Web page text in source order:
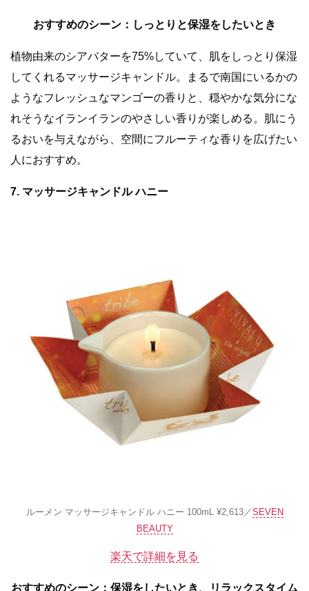
おすすめのシーン ： しっとりと保湿をしたいとき
植物由来のシアバターを75%していて、肌をしっとり保湿
してくれるマッサージキャンドル。まるで南国にいるかの
ようなフレッシュなマンゴーの香りと、穏やかな気分にな
れそうなイランイランのやさしい香りが楽しめる。肌にう
るおいを与えながら、空間にフルーティな香りを広げたい
人におすすめ。
7. マッサージキャンドル ハニー
ルーメン マッサージキャンドル ハニー 100mL ¥2,613／SEVEN
BEAUTY
楽天で詳細を見る
おすすめのシーン ： 保湿をしたいとき、リラックスタイム